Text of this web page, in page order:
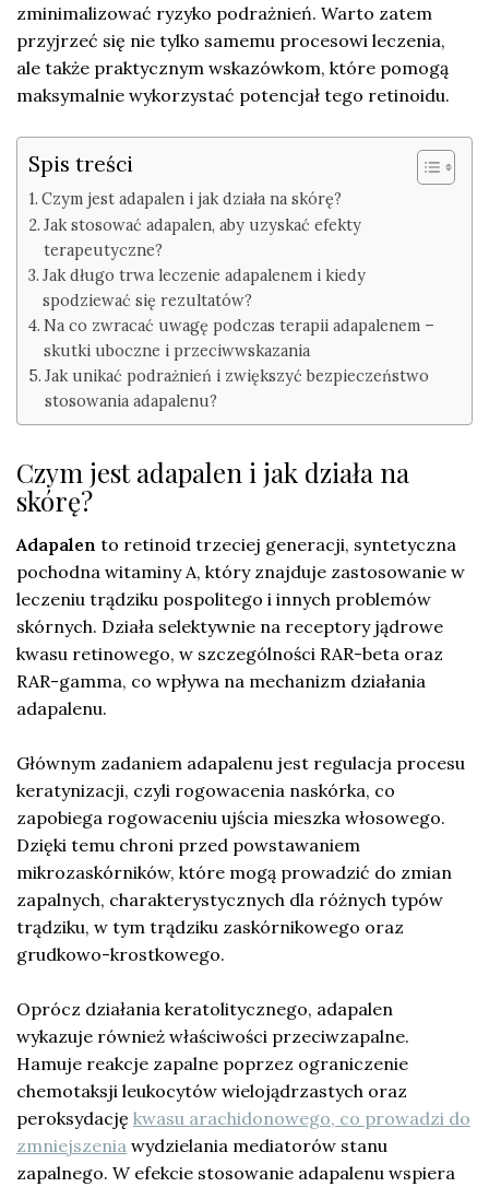
zminimalizować ryzyko podrażnień. Warto zatem
przyjrzeć się nie tylko samemu procesowi leczenia,
ale także praktycznym wskazówkom, które pomogą
maksymalnie wykorzystać potencjał tego retinoidu.
Spis treści
Czym jest adapalen i jak działa na skórę?
Jak stosować adapalen, aby uzyskać efekty
terapeutyczne?
Jak długo trwa leczenie adapalenem i kiedy
spodziewać się rezultatów?
Na co zwracać uwagę podczas terapii adapalenem –
skutki uboczne i przeciwwskazania
Jak unikać podrażnień i zwiększyć bezpieczeństwo
stosowania adapalenu?
Czym jest adapalen i jak działa na
skórę?
Adapalen to retinoid trzeciej generacji, syntetyczna
pochodna witaminy A, który znajduje zastosowanie w
leczeniu trądziku pospolitego i innych problemów
skórnych. Działa selektywnie na receptory jądrowe
kwasu retinowego, w szczególności RAR-beta oraz
RAR-gamma, co wpływa na mechanizm działania
adapalenu.
Głównym zadaniem adapalenu jest regulacja procesu
keratynizacji, czyli rogowacenia naskórka, co
zapobiega rogowaceniu ujścia mieszka włosowego.
Dzięki temu chroni przed powstawaniem
mikrozaskórników, które mogą prowadzić do zmian
zapalnych, charakterystycznych dla różnych typów
trądziku, w tym trądziku zaskórnikowego oraz
grudkowo-krostkowego.
Oprócz działania keratolitycznego, adapalen
wykazuje również właściwości przeciwzapalne.
Hamuje reakcje zapalne poprzez ograniczenie
chemotaksji leukocytów wielojądrzastych oraz
peroksydację kwasu arachidonowego, co prowadzi do
zmniejszenia wydzielania mediatorów stanu
zapalnego. W efekcie stosowanie adapalenu wspiera